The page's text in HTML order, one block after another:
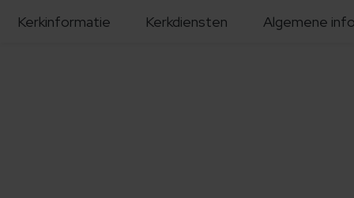
Kerkinformatie Kerkdiensten Algemene